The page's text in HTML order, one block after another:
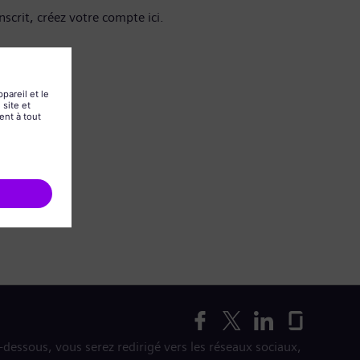
créez votre compte ici.
vous serez redirigé vers les réseaux sociaux,